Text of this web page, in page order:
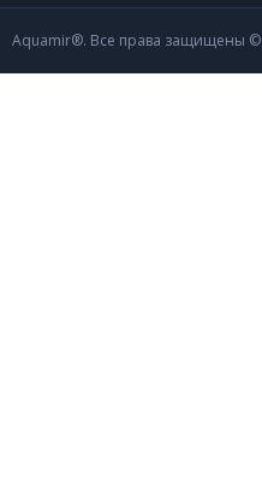
Aquamir®. Все права защищены ©